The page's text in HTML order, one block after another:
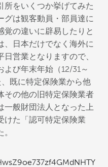
所をいくつか挙げてみた
グは観客動員・部員達に
覚の違いに辟易したりと
、日本だけでなく海外に
営業となりますので、
び年末年始（12/31～
既に特定保険業から他
その他の旧特定保険業者
一般財団法人となった上
けた「認可特定保険業